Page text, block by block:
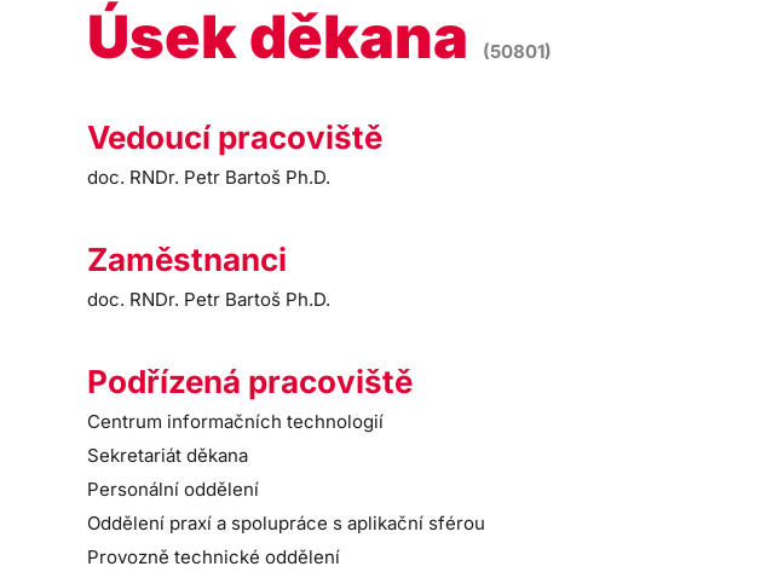
Úsek děkana (50801)
Vedoucí pracoviště
doc. RNDr. Petr Bartoš Ph.D.
Zaměstnanci
doc. RNDr. Petr Bartoš Ph.D.
Podřízená pracoviště
Centrum informačních technologií
Sekretariát děkana
Personální oddělení
Oddělení praxí a spolupráce s aplikační sférou
Provozně technické oddělení